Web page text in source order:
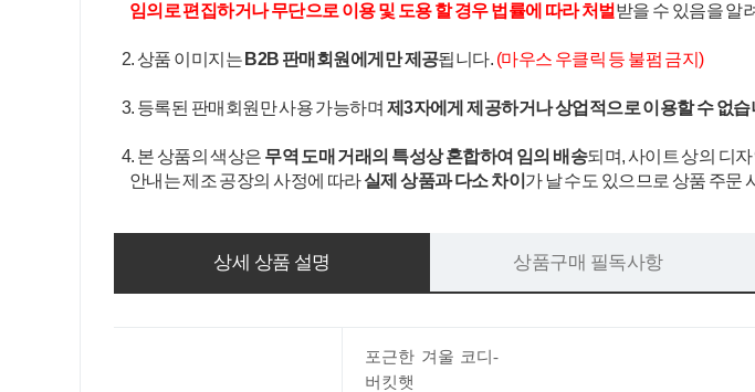
임의로 편집하거나 무단으로 이용 및 도용 할 경우 법률에 따라 처벌 받을 수 있음을 알
2. 상품 이미지는 B2B 판매회원에게만 제공됩니다. (마우스 우클릭 등 불펌 금지)
3. 등록된 판매회원만 사용 가능하며 제3자에게 제공하거나 상업적으로 이용할 수 없습
4. 본 상품의 색상은 무역 도매 거래의 특성상 혼합하여 임의 배송되며, 사이트 상의 디
안내는 제조 공장의 사정에 따라실제 상품과 다소 차이 가 날 수도 있으므로 상품 주문
상세 상품 설명 상품구매 필독사항
포근한 겨울 코디-
버킷햇